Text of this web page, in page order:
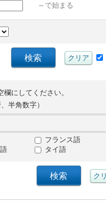
～で始まる
にしてください。
半角数字）
フランス語
タイ語